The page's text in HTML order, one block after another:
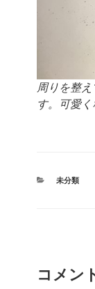
周りを整
す。可愛
カ
未分類
コメン